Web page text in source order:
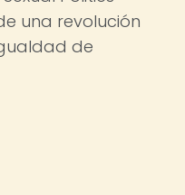
una revolución
de